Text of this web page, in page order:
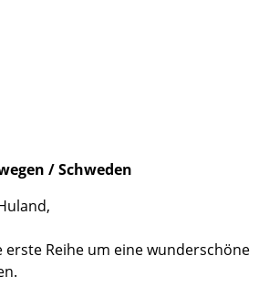
med hvilken omsorg, kraft og
det, når det som i mitt tilfelle ble
satte seg sammen for å finne
var også Prof. Greafen und
/ Schweden
erste Reihe um eine wunderschöne